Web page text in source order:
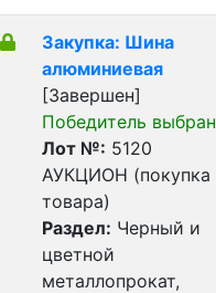
Закупка: Шина
алюминиевая
[Завершен]
Победитель выбран
Лот №: 5120
АУКЦИОН (покупка
товара)
Раздел: Черный и
цветной
металлопрокат,